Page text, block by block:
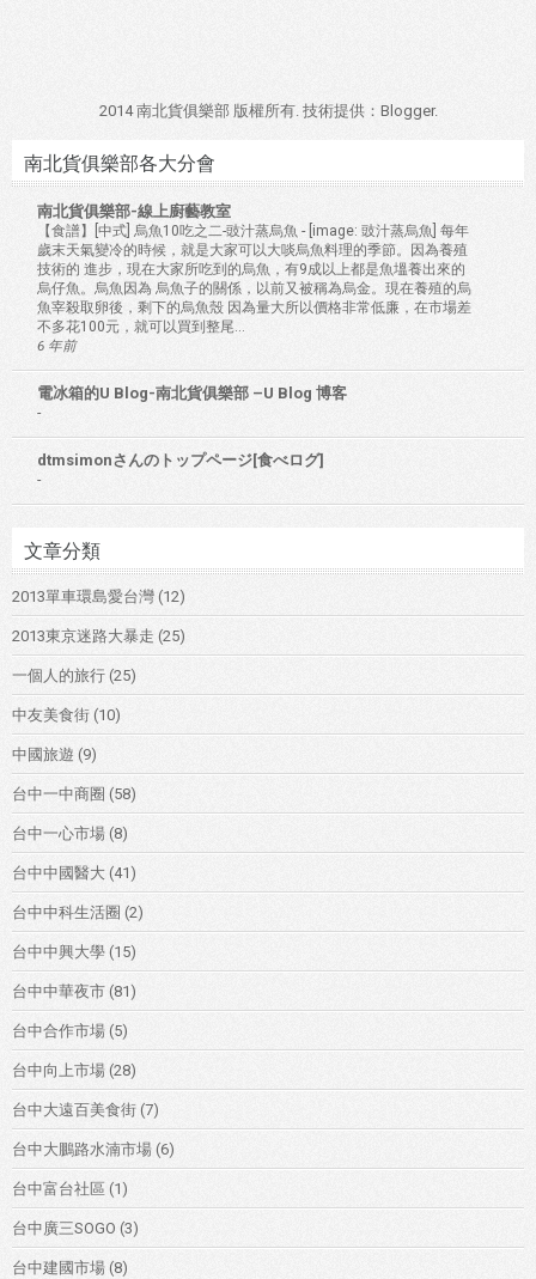
2014 南北貨俱樂部 版權所有. 技術提供： Blogger.
南北貨俱樂部各大分會
南北貨俱樂部-線上廚藝教室
【食譜】[中式] 烏魚10吃之二-豉汁蒸烏魚 - [image: 豉汁蒸烏魚] 每年
歲末天氣變冷的時候，就是大家可以大啖烏魚料理的季節。因為養殖
技術的 進步，現在大家所吃到的烏魚，有9成以上都是魚塭養出來的
烏仔魚。烏魚因為 烏魚子的關係，以前又被稱為烏金。現在養殖的烏
魚宰殺取卵後，剩下的烏魚殼 因為量大所以價格非常低廉，在市場差
不多花100元，就可以買到整尾...
6 年前
電冰箱的U Blog-南北貨俱樂部 –U Blog 博客
-
dtmsimonさんのトップページ[食べログ]
-
文章分類
2013單車環島愛台灣 (12)
2013東京迷路大暴走 (25)
一個人的旅行 (25)
中友美食街 (10)
中國旅遊 (9)
台中一中商圈 (58)
台中一心市場 (8)
台中中國醫大 (41)
台中中科生活圈 (2)
台中中興大學 (15)
台中中華夜市 (81)
台中合作市場 (5)
台中向上市場 (28)
台中大遠百美食街 (7)
台中大鵬路水湳市場 (6)
台中富台社區 (1)
台中廣三SOGO (3)
台中建國市場 (8)